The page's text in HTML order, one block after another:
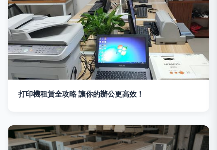
打印機租賃全攻略 讓你的辦公更高效！